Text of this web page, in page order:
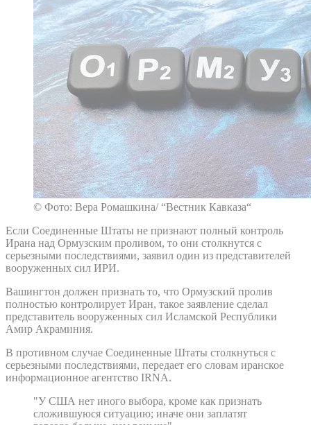
© Фото: Вера Ромашкина/ “Вестник Кавказа“
Если Соединенные Штаты не признают полный контроль
Ирана над Ормузским проливом, то они столкнутся с
серьезными последствиями, заявил один из представителей
вооруженных сил ИРИ.
Вашингтон должен признать то, что Ормузский пролив
полностью контролирует Иран, такое заявление сделал
представитель вооруженных сил Исламской Республики
Амир Акраминия.
В противном случае Соединенные Штаты столкнуться с
серьезными последствиями, передает его словам иранское
информационное агентство IRNA.
"У США нет иного выбора, кроме как признать
сложившуюся ситуацию; иначе они заплатят